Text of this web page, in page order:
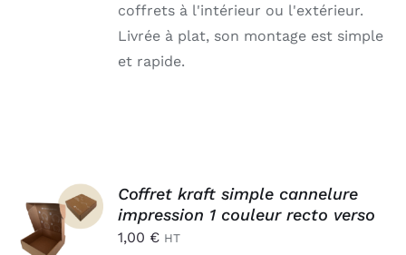
coffrets à l'intérieur ou l'extérieur.
Livrée à plat, son montage est simple
et rapide.
AJOUTER
AU
PANIER
/
Coffret kraft simple cannelure
impression 1 couleur recto verso
1,00 € HT